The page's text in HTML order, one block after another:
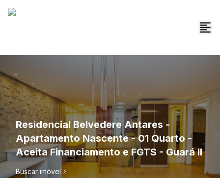
Residencial Belvedere Antares -
Apartamento Nascente - 01 Quarto -
Aceita Financiamento e FGTS - Guará II
Buscar imóvel